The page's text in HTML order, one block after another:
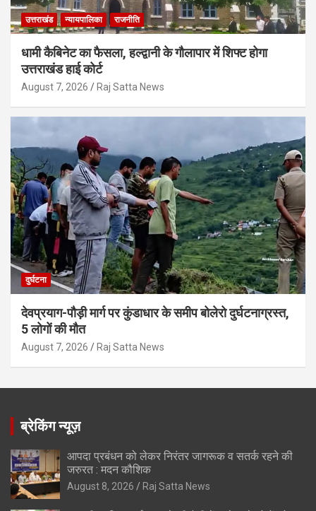
उत्तराखंड न्यायपालिका राजनीति
धामी कैबिनेट का फैसला, हल्द्वानी के गौलापार में शिफ्ट होगा
उत्तराखंड हाई कोर्ट
August 7, 2026 Raj Satta News
दुर्घटना
देवप्रयाग-पौड़ी मार्ग पर कुंडाधार के समीप बोलेरो दुर्घटनाग्रस्त,
5 लोगों की मौत
August 7, 2026 Raj Satta News
ब्रेकिंग न्यूज़
आपदा प्रबंधन को लेकर निरंतर जागरूक व सतर्क रहने की
जरुरत : मदन कौशिक
August 8, 2026 Raj Satta News